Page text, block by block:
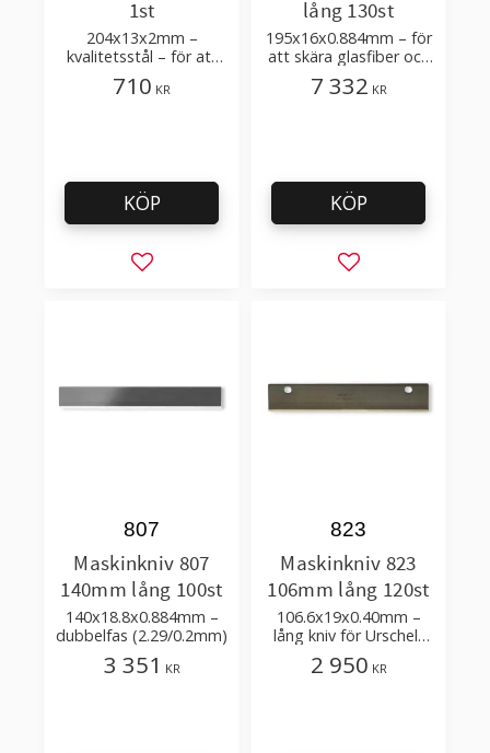
1st
204x13x2mm –
kvalitetsstål – för att
skära snuspåsar, non
woven, tejp
710 KR
Lägg till i favoriter
KÖP
lång 130st
195x16x0.884mm – för
att skära glasfiber och
gummi
7 332 KR
Lägg till i
KÖP
Maskinkniv 807
140mm lång 100st
140x18.8x0.884mm –
dubbelfas (2.29/0.2mm)
807
3 351 KR
Maskinkniv 823
106mm lång 120st
106.6x19x0.40mm –
lång kniv för Urschel-
maskinen
823
2 950 KR